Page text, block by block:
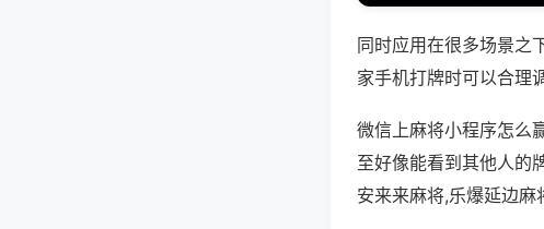
同时应用在很多场景之
家手机打牌时可以合理
微信上麻将小程序怎么
至好像能看到其他人的
安来来麻将,乐爆延边麻